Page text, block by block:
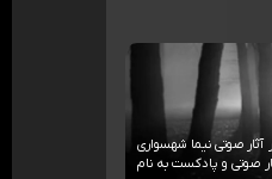
آثار صوتی نیما شهسواری
صوتی و پادکست به نام